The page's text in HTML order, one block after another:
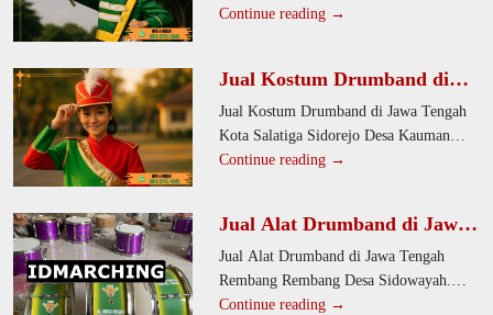
Kalicacing. Kami menawarkan seragam
Continue reading →
Jual Kostum Drumband di
Jawa Tengah Kota Salatiga
Sidorejo Desa Kauman Kidul
Jual Kostum Drumband di Jawa Tengah
Kota Salatiga Sidorejo Desa Kauman
Kidul. Kami menyediakan seragam
Continue reading →
Jual Alat Drumband di Jawa
Tengah Rembang Rembang
Desa Sidowayah
Jual Alat Drumband di Jawa Tengah
Rembang Rembang Desa Sidowayah.
Kami menghadirkan alat drumband
Continue reading →